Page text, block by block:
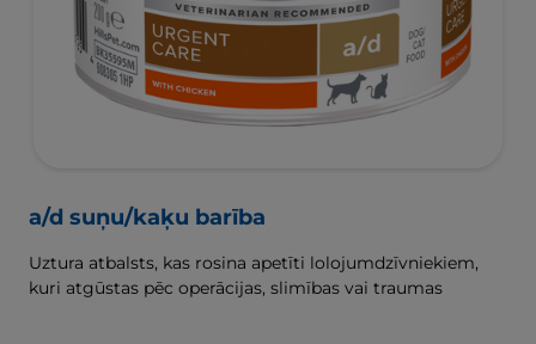
a/d suņu/kaķu barība
Uztura atbalsts, kas rosina apetīti lolojumdzīvniekiem,
kuri atgūstas pēc operācijas, slimības vai traumas